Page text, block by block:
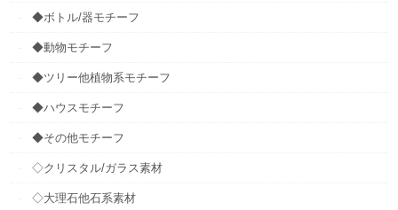
◆ボトル/器モチーフ
◆動物モチーフ
◆ツリー他植物系モチーフ
◆ハウスモチーフ
◆その他モチーフ
◇クリスタル/ガラス素材
◇大理石他石系素材